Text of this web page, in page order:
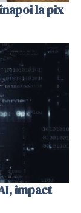
la pix
impact